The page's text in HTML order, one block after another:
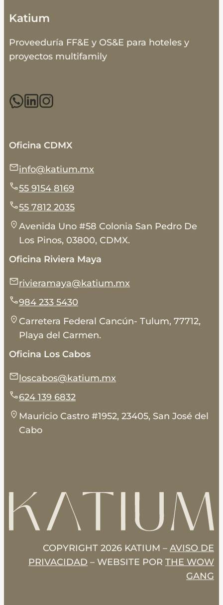
Katium
Proveeduría FF&E y OS&E para hoteles y
proyectos multifamily
Oficina CDMX
info@katium.mx
55 9154 8169
55 7812 2035
Avenida Uno #58 Colonia San Pedro De
Los Pinos, 03800, CDMX.
Oficina Riviera Maya
rivieramaya@katium.mx
984 233 5430
Carretera Federal Cancún- Tulum, 77712,
Playa del Carmen.
Oficina Los Cabos
loscabos@katium.mx
624 139 6832
Mauricio Castro #1952, 23405, San José del
Cabo
COPYRIGHT 2026 KATIUM – AVISO DE
PRIVACIDAD – WEBSITE POR THE WOW
GANG